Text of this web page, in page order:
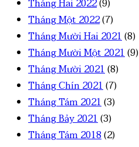
Tháng Hai 2022(9)
Tháng Một 2022(7)
Tháng Mười Hai 2021(8)
Tháng Mười Một 2021(9)
Tháng Mười 2021(8)
Tháng Chín 2021(7)
Tháng Tám 2021(3)
Tháng Bảy 2021(3)
Tháng Tám 2018(2)